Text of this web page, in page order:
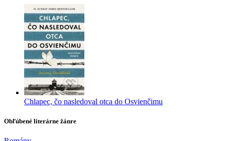
Chlapec, čo nasledoval otca do Osvienčimu
Obľúbené literárne žánre